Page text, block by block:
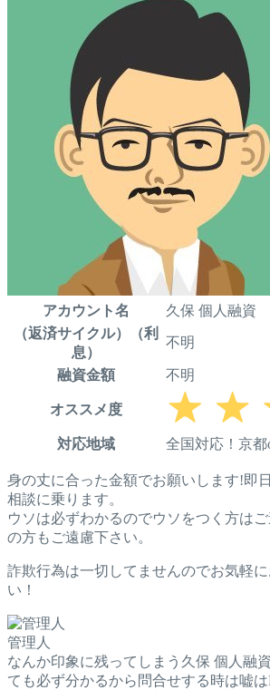
アカウント名
久保 個人融資
（返済サイクル）（利
息）
不明
融資金額 不明
オススメ度
対応地域 全国対応！京都
身の丈に合った金額でお願いします!即
相談に乗ります。
ウソは必ずわかるのでウソをつく方は
の方もご遠慮下さい。
詐欺行為は一切してませんのでお気軽
い！
管理人
なんか印象に残ってしまう久保 個人融
ても必ず分かるから問合せする時は嘘